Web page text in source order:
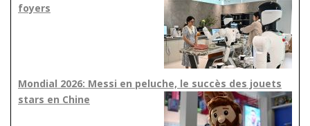
foyers
Mondial 2026: Messi en peluche, le succès des jouets
stars en Chine